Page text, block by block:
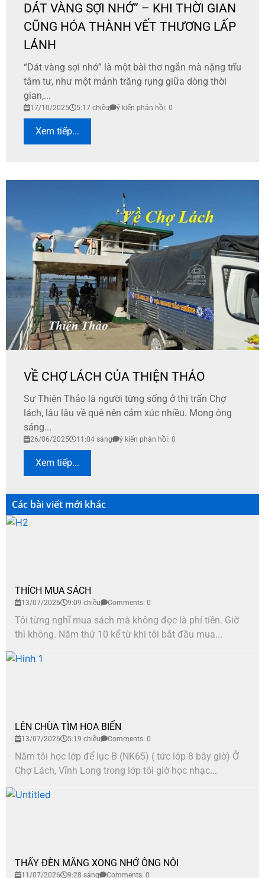
DÁT VÀNG SỢI NHỚ” – KHI THỜI GIAN
CŨNG HÓA THÀNH VẾT THƯƠNG LẤP
LÁNH
“Dát vàng sợi nhớ” là một bài thơ ngắn mà nặng trĩu
tâm tư, như một mảnh trăng rụng giữa dòng thời
gian,...
17/10/2025 5:17 chiều ý kiến phản hồi: 0
Xem tiếp...
VỀ CHỢ LÁCH CỦA THIỆN THẢO
Sư Thiện Thảo là người từng sống ở thị trấn Chợ
lách, lâu lâu về quê nên cảm xúc nhiều. Mong ông
sáng...
26/06/2025 11:04 sáng ý kiến phản hồi: 0
Xem tiếp...
Các bài viết mới khác
THÍCH MUA SÁCH
13/07/2026 9:09 chiều Comments: 0
Tôi từng nghĩ mua sách mà không đọc là phí tiền. Giờ
thì không. Năm thứ 10 kể từ khi tôi bắt đầu mua...
LÊN CHÙA TÌM HOA BIỂN
13/07/2026 5:19 chiều Comments: 0
Năm tôi học lớp để lục B (NK65) ( tức lớp 8 bây giờ) Ở
Chợ Lách, Vĩnh Long trong lớp tôi giờ học nhạc...
THẤY ĐÈN MĂNG XONG NHỚ ÔNG NỘI
11/07/2026 9:28 sáng Comments: 0